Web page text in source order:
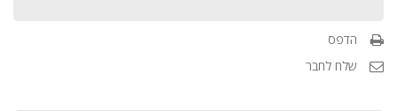
הדפס
שלח לחבר